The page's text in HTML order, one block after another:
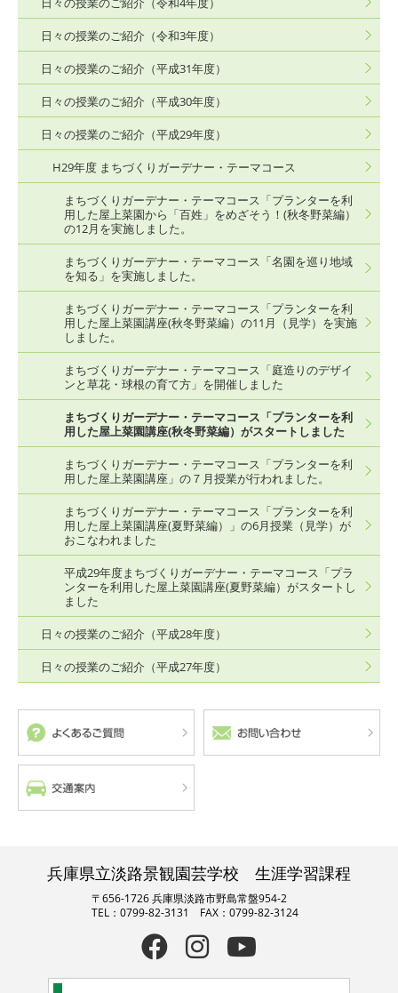
日々の授業のご紹介（令和3年度）
日々の授業のご紹介（平成31年度）
日々の授業のご紹介（平成30年度）
日々の授業のご紹介（平成29年度）
H29年度 まちづくりガーデナー・テーマコース
まちづくりガーデナー・テーマコース「プランターを利
用した屋上菜園から「百姓」をめざそう！(秋冬野菜編）
の12月を実施しました。
まちづくりガーデナー・テーマコース「名園を巡り地域
を知る」を実施しました。
まちづくりガーデナー・テーマコース「プランターを利
用した屋上菜園講座(秋冬野菜編）の11月（見学）を実施
しました。
まちづくりガーデナー・テーマコース「庭造りのデザイ
ンと草花・球根の育て方」を開催しました
まちづくりガーデナー・テーマコース「プランターを利
用した屋上菜園講座(秋冬野菜編）がスタートしました
まちづくりガーデナー・テーマコース「プランターを利
用した屋上菜園講座」の７月授業が行われました。
まちづくりガーデナー・テーマコース「プランターを利
用した屋上菜園講座(夏野菜編）」の6月授業（見学）が
おこなわれました
平成29年度まちづくりガーデナー・テーマコース「プラ
ンターを利用した屋上菜園講座(夏野菜編）がスタートし
ました
日々の授業のご紹介（平成28年度）
日々の授業のご紹介（平成27年度）
兵庫県立淡路景観園芸学校 生涯学習課程
〒656-1726 兵庫県淡路市野島常盤954-2
TEL：0799-82-3131 FAX：0799-82-3124